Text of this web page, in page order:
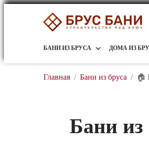
БАНИ ИЗ БРУСА ДОМА ИЗ
Главная / Бани из бруса / 🏠
Бани из